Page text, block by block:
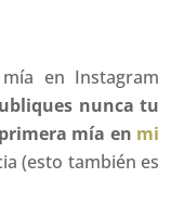
en Instagram
nunca tu
mía en mi
(esto también es